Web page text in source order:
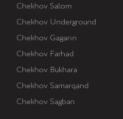
Chekhov Salom
Chekhov Underground
Chekhov Sagban
Chekhov Gagarin
Chekhov Farhad
Chekhov Bukhara
Chekhov Samarqand